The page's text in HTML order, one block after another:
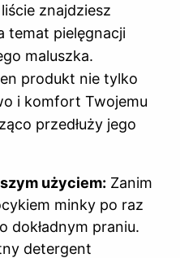
znajdziesz
temat pielęgnacji
maluszka.
produkt nie tylko
i komfort Twojemu
przedłuży jego
użyciem: Zanim
minky po raz
dokładnym praniu.
detergent